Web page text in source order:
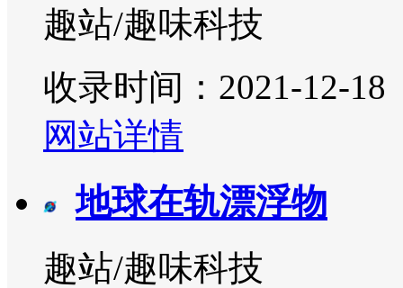
趣站/趣味科技
收录时间：2021-12-18
网站详情
地球在轨漂浮物
趣站/趣味科技